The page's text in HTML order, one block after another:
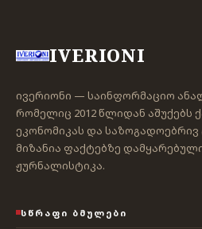
IVERIONI
ივერიონი — საინფორმაციო
რომელიც 2012 წლიდან აშუქებს
ეკონომიკას და საზოგადოებრივ
მიზანია ფაქტებზე
ჟურნალისტიკა.
ᲡᲬᲠᲐᲤᲘ ᲑᲛᲣᲚᲔᲑᲘ